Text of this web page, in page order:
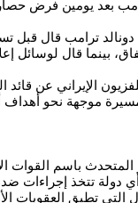
ترامب قال قبل
بينما قال لوسائل
الإيراني عن
موجهة نحو أهداف
باسم القوات
دولة تتخذ إجراءات
التي تطبق العقوبات